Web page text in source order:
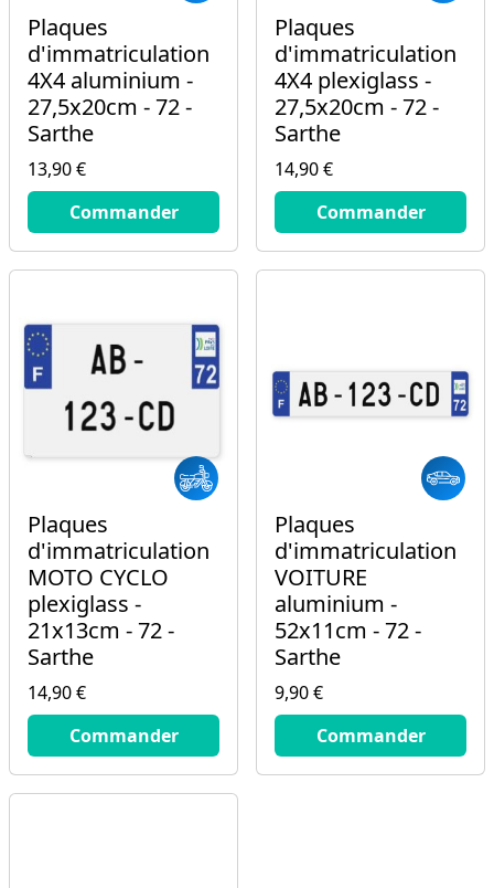
Plaques
d'immatriculation
4X4 aluminium -
27,5x20cm - 72 -
Sarthe
13,90 €
13.9
€Commander
Plaques
d'immatriculation
4X4 plexiglass -
27,5x20cm - 72 -
Sarthe
14,90 €
14.9
€Commander
Plaques
d'immatriculation
MOTO CYCLO
plexiglass -
21x13cm - 72 -
Sarthe
14,90 €
14.9
€Commander
Plaques
d'immatriculation
VOITURE
aluminium -
52x11cm - 72 -
Sarthe
9,90 €
9.9
Commander